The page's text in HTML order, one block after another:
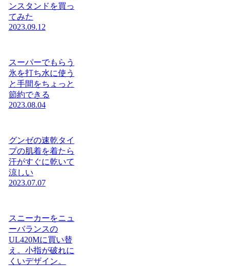
ンスタンドを買っ
てみた
2023.09.12
スーパーでもらう
氷を打ち水に使う
と手間をちょっと
節約できる
2023.08.04
グンゼの速乾タイ
プの肌着を着たら
汗がすぐに乾いて
涼しい
2023.07.07
スニーカーをニュ
ーバランスの
UL420Mに買い替
え。小指が破れに
くいデザイン。